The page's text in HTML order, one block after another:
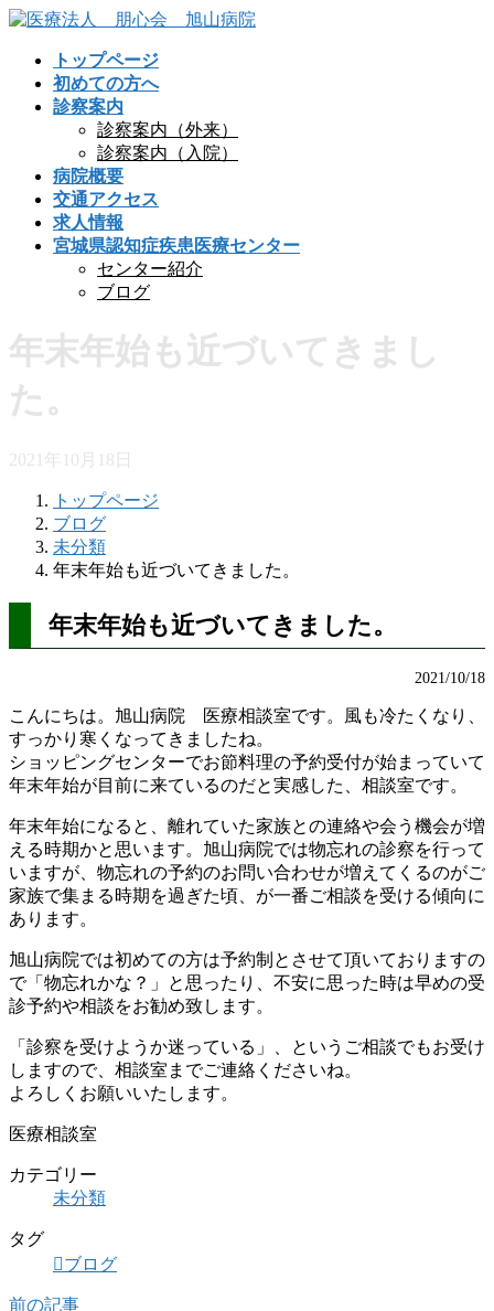
コ
ナ
トップページ
初めての方へ
診察案内
診察案内（外来）
診察案内（入院）
病院概要
交通アクセス
求人情報
宮城県認知症疾患医療センター
センター紹介
ブログ
年末年始も近づいてきまし
た。
2021年10月18日
トップページ
ブログ
未分類
年末年始も近づいてきました。
年末年始も近づいてきました。
2021/10/18
こんにちは。旭山病院 医療相談室です。風も冷たくなり、
すっかり寒くなってきましたね。
ショッピングセンターでお節料理の予約受付が始まっていて
年末年始が目前に来ているのだと実感した、相談室です。
年末年始になると、離れていた家族との連絡や会う機会が増
える時期かと思います。旭山病院では物忘れの診察を行って
いますが、物忘れの予約のお問い合わせが増えてくるのがご
家族で集まる時期を過ぎた頃、が一番ご相談を受ける傾向に
あります。
旭山病院では初めての方は予約制とさせて頂いておりますの
で「物忘れかな？」と思ったり、不安に思った時は早めの受
診予約や相談をお勧め致します。
「診察を受けようか迷っている」、というご相談でもお受け
しますので、相談室までご連絡くださいね。
よろしくお願いいたします。
医療相談室
カテゴリー
未分類
タグ
ブログ
前の記事